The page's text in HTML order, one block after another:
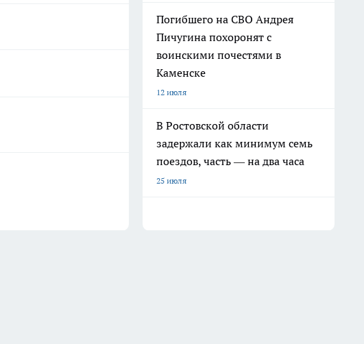
Погибшего на СВО Андрея
Пичугина похоронят с
воинскими почестями в
Каменске
12 июля
В Ростовской области
задержали как минимум семь
поездов, часть — на два часа
25 июля